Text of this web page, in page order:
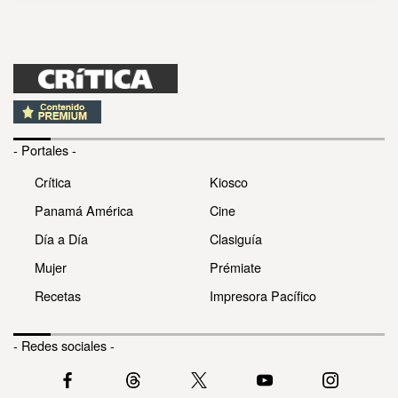
- Portales -
Crítica
Panamá América
Día a Día
Mujer
Recetas
Kiosco
Cine
Clasiguía
Prémiate
Impresora Pacífico
- Redes sociales -